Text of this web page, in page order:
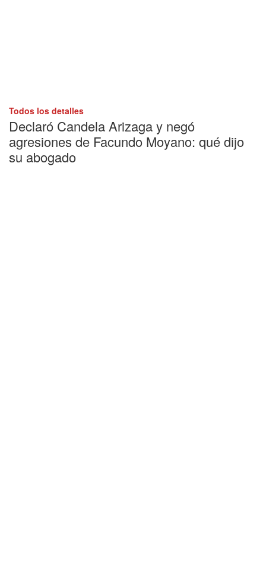
Todos los detalles
Declaró Candela Arizaga y negó
agresiones de Facundo Moyano: qué dijo
su abogado